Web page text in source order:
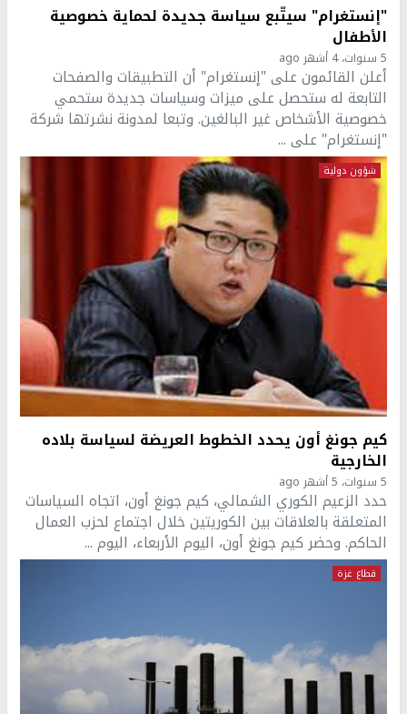
"إنستغرام" سيتّبع سياسة جديدة لحماية خصوصية
الأطفال
5 سنوات، 4 أشهر ago
أعلن القائمون على "إنستغرام" أن التطبيقات والصفحات
التابعة له ستحصل على ميزات وسياسات جديدة ستحمي
خصوصية الأشخاص غير البالغين. وتبعا لمدونة نشرتها شركة
"إنستغرام" على ...
شؤون دولية
كيم جونغ أون يحدد الخطوط العريضة لسياسة بلاده
الخارجية
5 سنوات، 5 أشهر ago
حدد الزعيم الكوري الشمالي، كيم جونغ أون، اتجاه السياسات
المتعلقة بالعلاقات بين الكوريتين خلال اجتماع لحزب العمال
الحاكم. وحضر كيم جونغ أون، اليوم الأربعاء، اليوم ...
قطاع غزة